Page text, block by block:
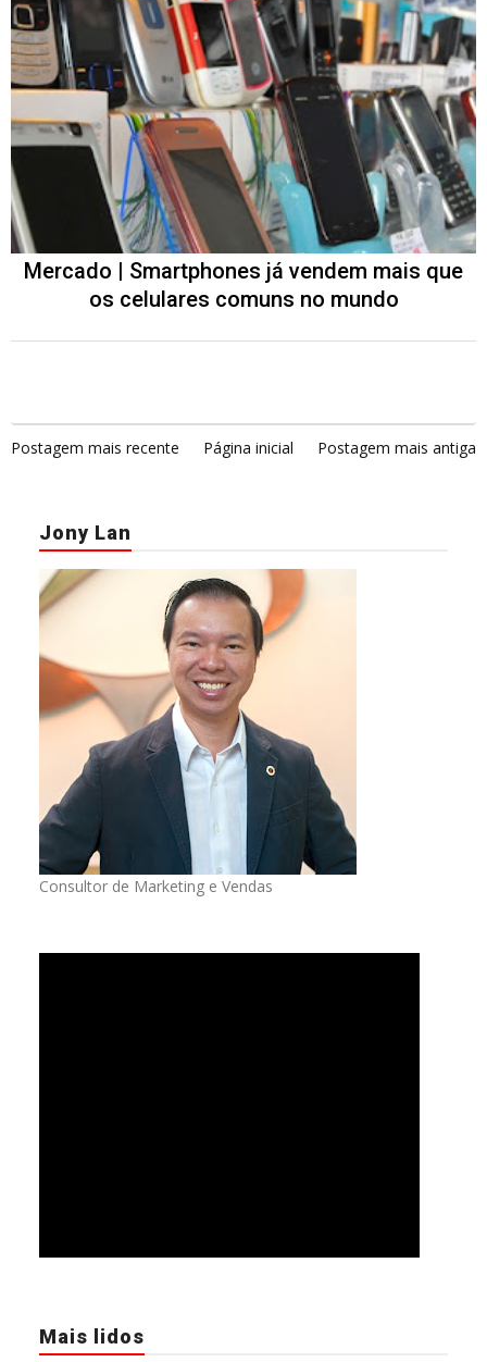
Mercado | Smartphones já vendem mais que
os celulares comuns no mundo
Postagem mais recente Página inicial Postagem mais antiga
Jony Lan
Consultor de Marketing e Vendas
Mais lidos